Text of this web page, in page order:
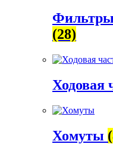
(28)
Ходовая
Хомуты